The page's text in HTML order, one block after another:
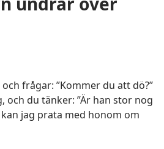
frågar: ”Kommer du att dö?”
och du tänker: ”Är han stor nog
jag prata med honom om